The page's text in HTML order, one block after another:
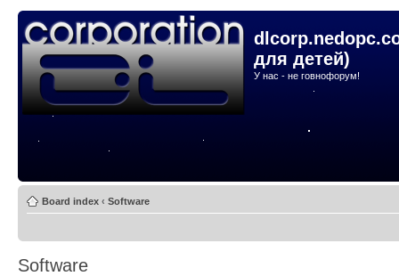
для детей)
У нас - не говнофорум!
Board index ‹ Software
Software